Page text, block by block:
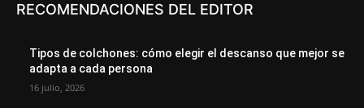
RECOMENDACIONES DEL EDITOR
Tipos de colchones: cómo elegir el descanso que mejor se
adapta a cada persona
16 julio, 2026